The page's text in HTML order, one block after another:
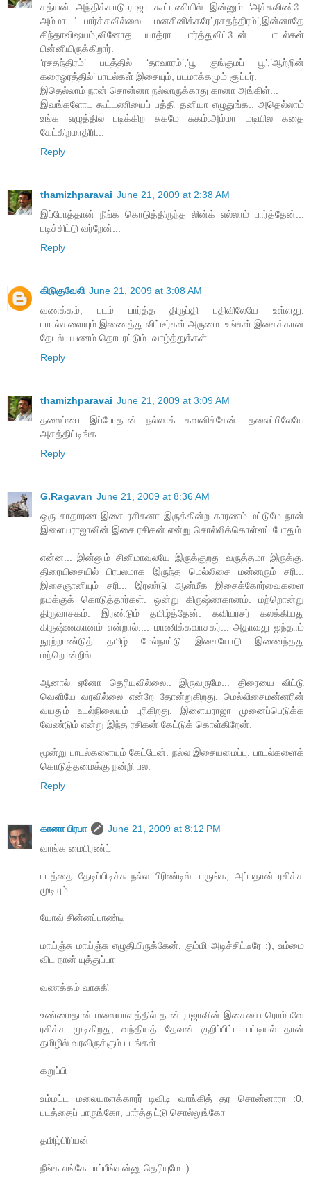
சத்யன் அந்திக்காடு-ராஜா கூட்டணியில் இன்னும் ‘அச்சுவிண்டே
அம்மா ‘ பார்க்கவில்லை. ‘மனசினிக்கரே’,ரசதந்திரம்’,இன்னாதே
சிந்தாவிஷயம்,வினோத யாத்ரா பார்த்துவிட்டேன்... பாடல்கள்
பின்னியிருக்கிறார்.
‘ரசதந்திரம்’ படத்தில் ‘தாவாரம்’,’பூ குங்குமப் பூ’,’ஆற்றின்
கரைஓரத்தில்’ பாடல்கள் இசையும், படமாக்கமும் சூப்பர்.
இதெல்லாம் நான் சொன்னா நல்லாருக்காது கானா அங்கிள்...
இவங்களோட கூட்டணியைப் பத்தி தனியா எழுதுங்க.. அதெல்லாம்
உங்க எழுத்தில படிக்கிற சுகமே சுகம்.அம்மா மடியில கதை
கேட்கிறமாதிரி...
Reply
thamizhparavai June 21, 2009 at 2:38 AM
இப்போத்தான் நீங்க கொடுத்திருந்த லின்க் எல்லாம் பார்த்தேன்...
படிச்சிட்டு வர்றேன்...
Reply
கிடுகுவேலி June 21, 2009 at 3:08 AM
வணக்கம், படம் பார்த்த திருப்தி பதிவிலேயே உள்ளது.
பாடல்களையும் இணைத்து விட்டீர்கள்.அருமை. உங்கள் இசைக்கான
தேடல் பயணம் தொடரட்டும். வாழ்த்துக்கள்.
Reply
thamizhparavai June 21, 2009 at 3:09 AM
தலைப்பை இப்போதான் நல்லாக் கவனிச்சேன். தலைப்பிலேயே
அசத்திட்டிங்க...
Reply
G.Ragavan June 21, 2009 at 8:36 AM
ஒரு சாதாரண இசை ரசிகனா இருக்கின்ற காரணம் மட்டுமே நான்
இளையராஜாவின் இசை ரசிகன் என்று சொல்லிக்கொள்ளப் போதும்.
என்ன... இன்னும் சினிமாவுலயே இருக்குறது வருத்தமா இருக்கு.
திரையிசையில் பிரபலமாக இருந்த மெல்லிசை மன்னரும் சரி...
இசைஞானியும் சரி... இரண்டு ஆன்மீக இசைக்கோர்வைகளை
நமக்குக் கொடுத்தார்கள். ஒன்று கிருஷ்ணகானம். மற்றொன்று
திருவாசகம். இரண்டும் தமிழ்த்தேன். கவியரசர் கலக்கியது
கிருஷ்ணகானம் என்றால்.... மாணிக்கவாசகர்... அதாவது ஐந்தாம்
நூற்றாண்டுத் தமிழ் மேல்நாட்டு இசையோடு இணைந்தது
மற்றொன்றில்.
ஆனால் ஏனோ தெரியவில்லை.. இருவருமே... திரையை விட்டு
வெளியே வரவில்லை என்றே தோன்றுகிறது. மெல்லிசைமன்னரின்
வயதும் உடல்நிலையும் புரிகிறது. இளையராஜா முனைப்பெடுக்க
வேண்டும் என்று இந்த ரசிகன் கேட்டுக் கொள்கிறேன்.
மூன்று பாடல்களையும் கேட்டேன். நல்ல இசையமைப்பு. பாடல்களைக்
கொடுத்தமைக்கு நன்றி பல.
Reply
கானா பிரபா
June 21, 2009 at 8:12 PM
வாங்க மைபிரண்ட்
படத்தை தேடிப்பிடிச்சு நல்ல பிரிண்டில் பாருங்க, அப்பதான் ரசிக்க
முடியும்.
யோவ் சின்னப்பாண்டி
மாய்ஞ்சு மாய்ஞ்சு எழுதியிருக்கேன், கும்மி அடிச்சிட்டீரே :), உம்மை
விட நான் யுத்துப்பா
வணக்கம் வாசுகி
உண்மைதான் மலையாளத்தில் தான் ராஜாவின் இசையை ரொம்பவே
ரசிக்க முடிகிறது, வந்தியத் தேவன் குறிப்பிட்ட பட்டியல் தான்
தமிழில் வரவிருக்கும் படங்கள்.
கறுப்பி
உம்மட்ட மலையாளக்காரர் டிவிடி வாங்கித் தர சொன்னாரா :0,
படத்தைப் பாருங்கோ, பார்த்துட்டு சொல்லுங்கோ
தமிழ்பிரியன்
நீங்க எங்கே பாப்பீங்கன்னு தெரியுமே :)